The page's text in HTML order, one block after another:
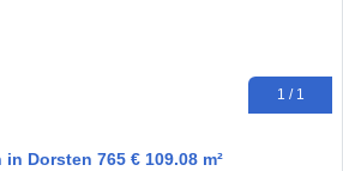
1 / 1
Dorsten 765 € 109.08 m²